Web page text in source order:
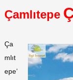
Çamlıtepe
Ça
mlıt
epe’